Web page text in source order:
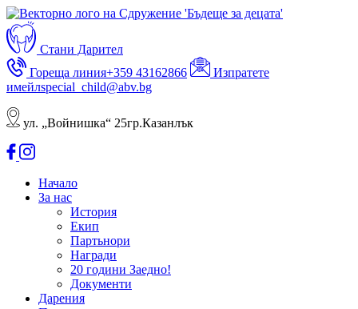
Стани Дарител
Гореща линия+359 43162866
Изпратете
имейлspecial_child@abv.bg
ул. „Войнишка“ 25гр.Казанлък
Начало
За нас
История
Екип
Партьнори
Награди
20 години Заедно!
Документи
Дарения